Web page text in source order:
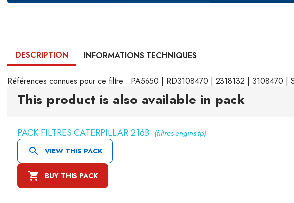
DESCRIPTION INFORMATIONS TECHNIQUES
Références connues pour ce filtre : PA5650 | RD3108470 | 2318132 | 3108470 |
This product is also available in pack
PACK FILTRES CATERPILLAR 216B (filtres-engins-tp)
 VIEW THIS PACK
 BUY THIS PACK